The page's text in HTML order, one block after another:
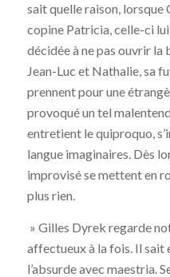
sait quelle raison, lorsque
copine Patricia, celle-ci
décidée à ne pas ouvrir la
Jean-Luc et Nathalie, sa
prennent pour une
provoqué un tel
entretient le quiproquo,
langue imaginaires. Dès
improvisé se mettent en
plus rien.
» Gilles Dyrek regarde
affectueux à la fois. Il sait
l’absurde avec maestria.